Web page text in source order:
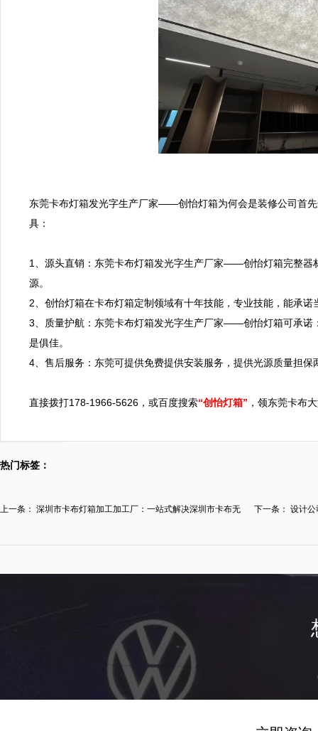
东莞卡布灯箱发光字生产厂家——创怡灯箱为何会是装修公司首
具：
1、源头直销：东莞卡布灯箱发光字生产厂家——创怡灯箱完整器
源。
2、创怡灯箱在卡布灯箱定制领域有十年技能，专业技能，能承诺
3、质量护航：东莞卡布灯箱发光字生产厂家——创怡灯箱可承诺
是俱佳。
4、售后服务：东莞可提供免费提供安装服务，提供光源质量担保
直接拨打178-1966-5626，或百度搜索“创怡灯箱” ，领东莞卡布
热门标签：
上一条： 深圳市卡布灯箱加工加工厂：一站式解决深圳市卡布无
下一条： 设计公